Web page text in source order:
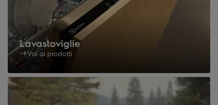
Lavastoviglie
Vai ai prodotti